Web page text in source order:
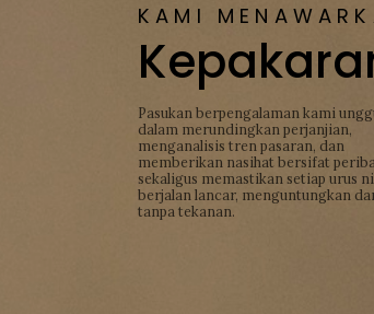
KAMI
Pasukan berpengalaman kami
dalam merundingkan perjanjian,
menganalisis tren pasaran, dan
memberikan nasihat bersifat
sekaligus memastikan setiap urus
berjalan lancar, menguntungkan
tanpa tekanan.